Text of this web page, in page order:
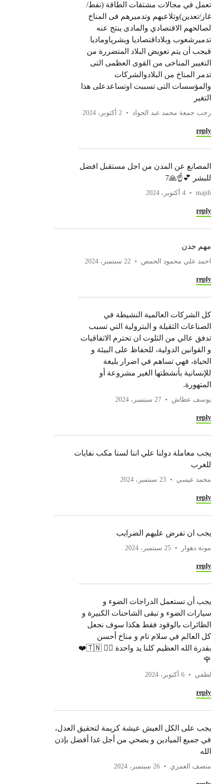
تعمل في مجالات مشتقات الطاقة (نفط/
غاز/تعدين)وتلاعبهم وتدميرهم فى المناخ
لصالحهم الاقتصادي والمادى ينتج عنه
تدميرشعوب وبلاداقتصاديا وبشرياوماديا
قيجب أن يتم تعويض البلاد المتضررة من
التغيير المناخى من القوى العظمى التى
تدمر المناخ من البلادوالشركات
والمؤسسات التى تسببت اوتساعدعلى هذا
التغير
رجب جمعة محمد عبد الجواد 2 أكتوبر، 2024
reply
المصانع عن المدن من اجل مستقبل افضل
للبشر 💕☝🙏7
majdi 4 أكتوبر، 2024
reply
مهم جدن
احمد علي محمود الحمص 22 سبتمبر، 2024
reply
كل الشركات العالمية النشيطة في
الصناعات الثقيلة و البترولية التي تسبب
تدفق عالي من الثلوت ان تحترم الاتفاقيات
و القوانين الدولية، للحفاظ على البيئة و
الحياة، فهي تساهم في اضرار بليغة
للإنسانية بأنشطتها الغير مشروعة أو
المتهورة.
يوسف عطاش 27 سبتمبر، 2024
reply
يجب معاملة دولنا علي اننا لسنا مكب نفايات
للغرب
محمد عيسي 23 سبتمبر، 2024
reply
يجب ان تفرض عليهم الضرايب
مونة دهوار 25 سبتمبر، 2024
reply
يجب أن تستعمل الدراجات الضوء و
سيارات الضوء و تبقى الشاحنات الكبيرة و
الطائرات بالوقود فقط هكذا سوف نجعل
كل العالم في سلام تام و مناخ أحسن
بقدرة الله العظيم كلنا يد واحدة ✊🏼 🇹🇳❤️
🌹
لطفي 6 أكتوبر، 2024
reply
يجب على الكل العيش عيشة كريمة لتحقيق العدل،
في جميع الميادين و يضحي من أجل غدا أفضل بإذن
الله
منصف العمري 26 سبتمبر، 2024